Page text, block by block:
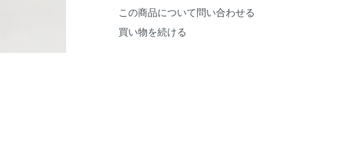
この商品について問い合わせる
買い物を続ける